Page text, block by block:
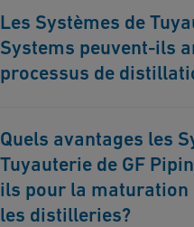
avancées qui maintiennent
conditions environnementales
fermentation optimale et des
Les Systèmes de
Systems peuvent-ils
processus de
refroidissement efficaces
pureté et la qualité souhaitées
Quels avantages les
Tuyauterie de GF
ils pour la maturation
les distilleries?